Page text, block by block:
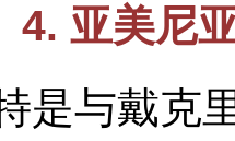
4. 亚美尼
是与戴克